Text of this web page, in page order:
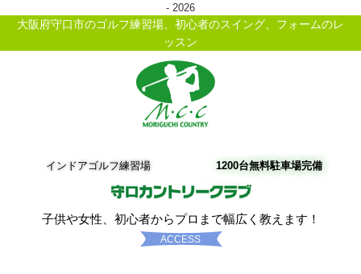
- 2026
大阪府守口市のゴルフ練習場、初心者のスイング、フォームのレ
ッスン
インドアゴルフ練習場 1200台無料駐車場完備
子供や女性、初心者からプロまで幅広く教えます！
ACCESS